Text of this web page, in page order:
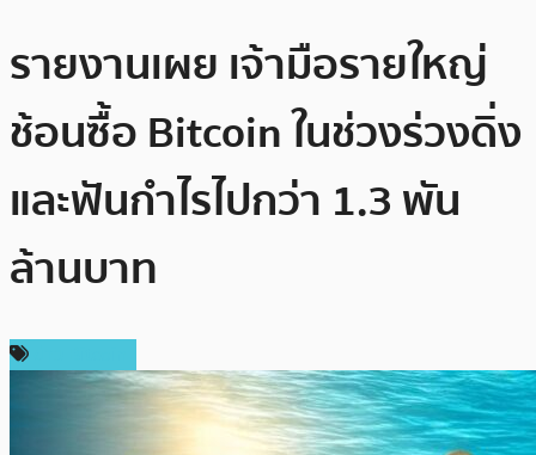
รายงานเผย เจ้ามือรายใหญ่
ช้อนซื้อ Bitcoin ในช่วงร่วงดิ่ง
และฟันกำไรไปกว่า 1.3 พัน
ล้านบาท